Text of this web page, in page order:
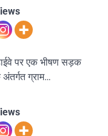
पर एक भीषण सड़क
अंतर्गत ग्राम…